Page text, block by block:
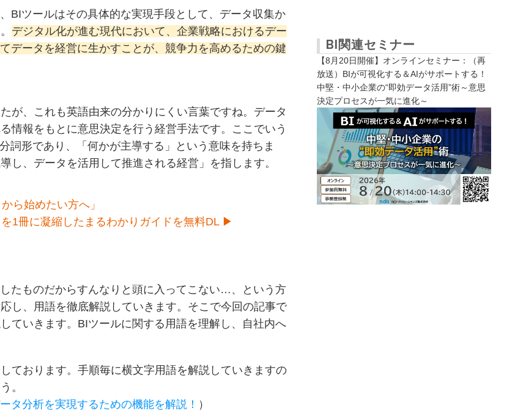
BIツールはその具体的な実現手段として、データ収集か
デジタル化が進む現代において、企業戦略におけるデー
データを経営に生かすことが、競争力を高めるための鍵
が、これも英語由来の分かりにくい言葉ですね。データ
情報をもとに意思決定を行う経営手法です。ここでいう
詞形であり、「何かが主導する」という意味を持ちま
し、データを活用して推進される経営」を指します。
ら始めたい方へ」
1冊に凝縮したまるわかりガイドを無料DL ▶
たものだからすんなりと頭に入ってこない…、という方
し、用語を徹底解説していきます。そこで今回の記事で
ていきます。BIツールに関する用語を理解し、自社内へ
ております。手順毎に横文字用語を解説していきますの
。
タ分析を実現するための機能を解説！ ）
BI関連セミナー
【8月20日開催】オンラインセミナー：（再
放送）BIが可視化する＆AIがサポートする！
中堅・中小企業の“即効データ活用”術～意思
決定プロセスが一気に進化～